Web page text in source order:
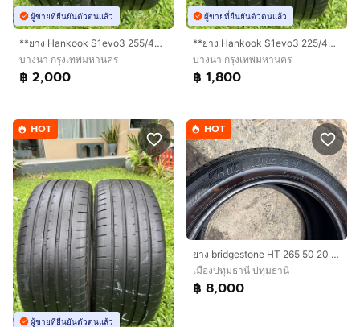
ผู้ขายที่ยืนยันตัวตนแล้ว
**ยาง Hankook S1evo3 255/40/18 ปี23 คู่ 2000 บาท RunFlat!!
บางนา กรุงเทพมหานคร
฿ 2,000
ผู้ขายที่ยืนยันตัวตนแล้ว
**ยาง Hankook S1evo3 225/45/18 ปี23 คู่ 1800 บาท RunFlat !
บางนา กรุงเทพมหานคร
฿ 1,800
HOT
ผู้ขายที่ยืนยันตัวตนแล้ว
HOT
ยาง bridgestone HT 265 50 20 ปี 25 ชุดละ 7,000 บาทครับ
เมืองปทุมธานี ปทุมธานี
฿ 8,000